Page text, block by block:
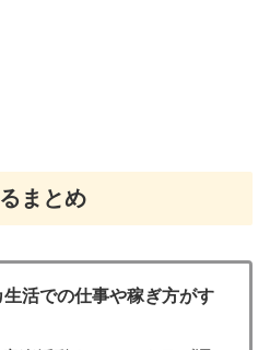
まとめ
活での仕事や稼ぎ方がす